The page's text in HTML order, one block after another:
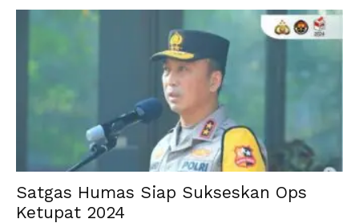
Satgas Humas Siap Sukseskan Ops
Ketupat 2024